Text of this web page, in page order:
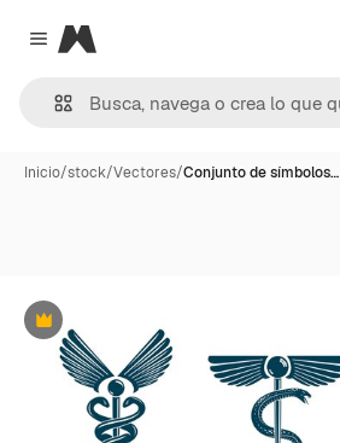
Close menu
Magnific
Inicio/stock/Vectores/Conjunto de símbolos…
Premium